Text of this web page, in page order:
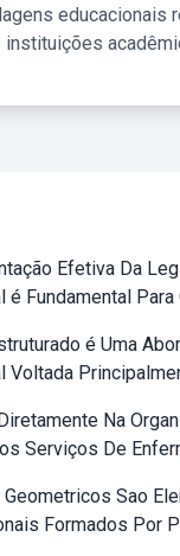
educacionais
Efetiva Da
é Fundamental Para
é Uma
Voltada
Na
Serviços De
Sao
Formados Por